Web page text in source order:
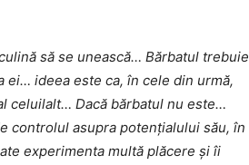
să se unească… Bărbatul trebuie
ideea este ca, în cele din urmă,
celuilalt… Dacă bărbatul nu este…
controlul asupra potențialului său, în
experimenta multă plăcere și îi